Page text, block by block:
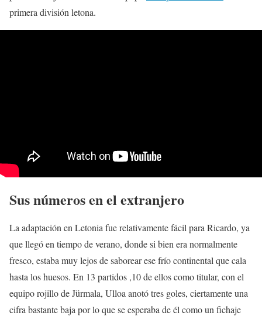
primera división letona.
Sus números en el extranjero
La adaptación en Letonia fue relativamente fácil para Ricardo, ya
que llegó en tiempo de verano, donde si bien era normalmente
fresco, estaba muy lejos de saborear ese frío continental que cala
hasta los huesos. En 13 partidos ,10 de ellos como titular, con el
equipo rojillo de Jürmala, Ulloa anotó tres goles, ciertamente una
cifra bastante baja por lo que se esperaba de él como un fichaje